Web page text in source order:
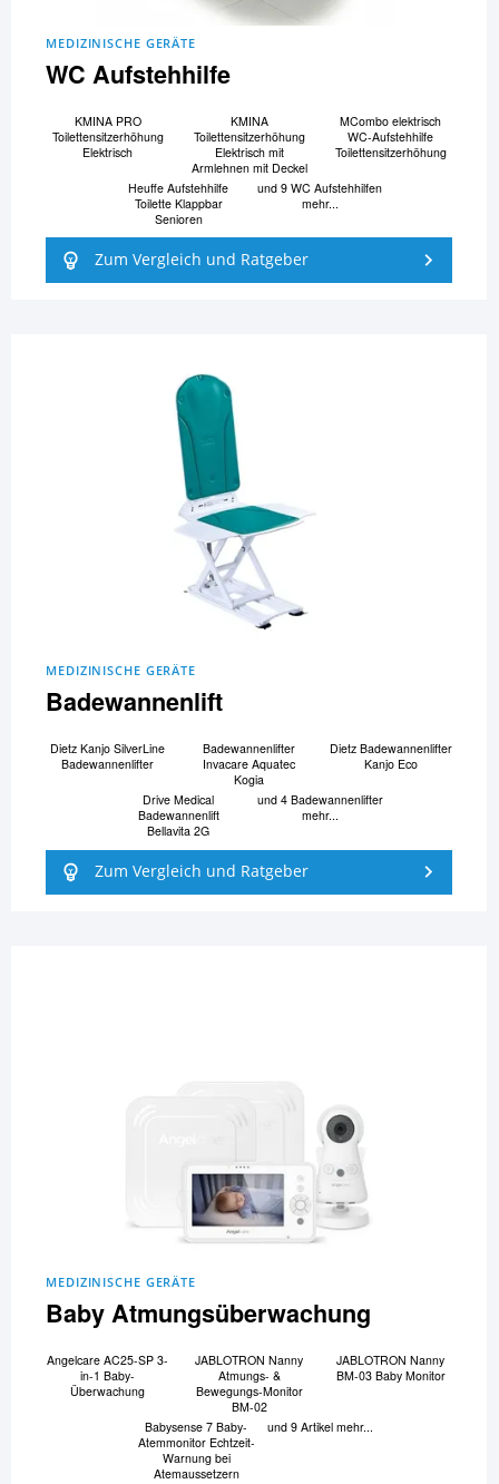
MEDIZINISCHE GERÄTE
WC Aufstehhilfe
KMINA PRO
Toilettensitzerhöhung
Elektrisch
KMINA
Toilettensitzerhöhung
Elektrisch mit
Armlehnen mit Deckel
MCombo elektrisch
WC-Aufstehhilfe
Toilettensitzerhöhung
Heuffe Aufstehhilfe
Toilette Klappbar
Senioren
und 9 WC Aufstehhilfen
mehr...
Zum Vergleich und Ratgeber
MEDIZINISCHE GERÄTE
Badewannenlift
Dietz Kanjo SilverLine
Badewannenlifter
Badewannenlifter
Invacare Aquatec
Kogia
Dietz Badewannenlifter
Kanjo Eco
Drive Medical
Badewannenlift
Bellavita 2G
und 4 Badewannenlifter
mehr...
Zum Vergleich und Ratgeber
MEDIZINISCHE GERÄTE
Baby Atmungsüberwachung
Angelcare AC25-SP 3-
in-1 Baby-
Überwachung
JABLOTRON Nanny
Atmungs- &
Bewegungs-Monitor
BM-02
JABLOTRON Nanny
BM-03 Baby Monitor
Babysense 7 Baby-
Atemmonitor Echtzeit-
Warnung bei
Atemaussetzern
und 9 Artikel mehr...